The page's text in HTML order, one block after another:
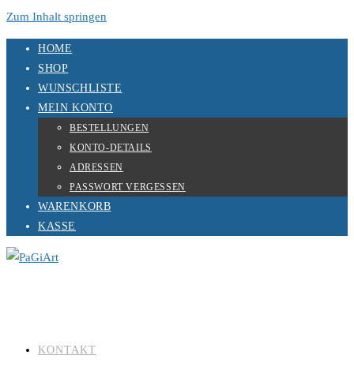
Zum Inhalt springen
HOME
SHOP
WUNSCHLISTE
MEIN KONTO
BESTELLUNGEN
KONTO-DETAILS
ADRESSEN
PASSWORT VERGESSEN
WARENKORB
KASSE
KONTAKT